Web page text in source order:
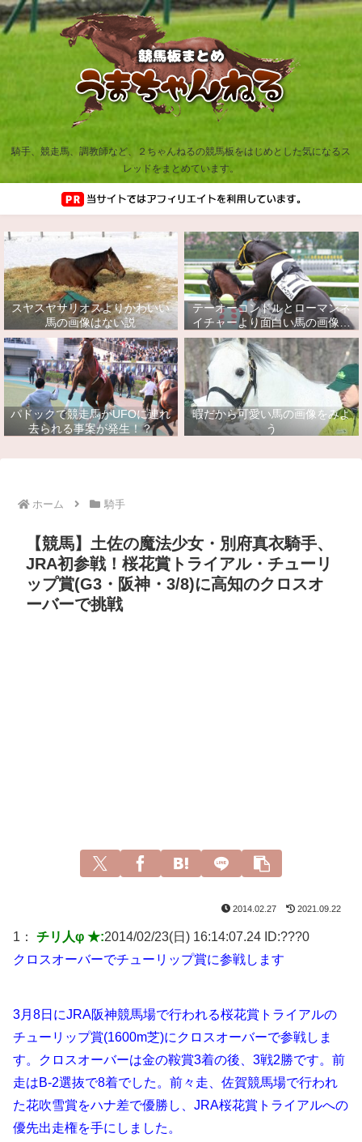
騎手、競走馬、調教師など、２ちゃんねるの競馬板をはじめとした気になるス
レッドをまとめています。
スヤスヤサリオスよりかわいい
馬の画像はない説
テーオーコンドルとローマンネ
イチャーより面白い馬の画像っ
てあるの？
パドックで競走馬がUFOに連れ
去られる事案が発生！？
暇だから可愛い馬の画像をみよ
う
ホーム 騎手
【競馬】土佐の魔法少女・別府真衣騎手、
JRA初参戦！桜花賞トライアル・チューリ
ップ賞(G3・阪神・3/8)に高知のクロスオ
ーバーで挑戦
2014.02.27 2021.09.22
1： チリ人φ ★:2014/02/23(日) 16:14:07.24 ID:???0
クロスオーバーでチューリップ賞に参戦します
3月8日にJRA阪神競馬場で行われる桜花賞トライアルの
チューリップ賞(1600m芝)にクロスオーバーで参戦しま
す。クロスオーバーは金の鞍賞3着の後、3戦2勝です。前
走はB-2選抜で8着でした。前々走、佐賀競馬場で行われ
た花吹雪賞をハナ差で優勝し、JRA桜花賞トライアルへの
優先出走権を手にしました。